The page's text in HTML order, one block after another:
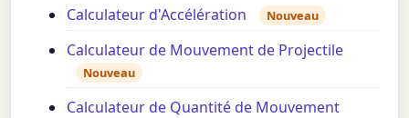
Calculateur d'Accélération Nouveau
Calculateur de Mouvement de Projectile
Nouveau
Calculateur de Quantité de Mouvement